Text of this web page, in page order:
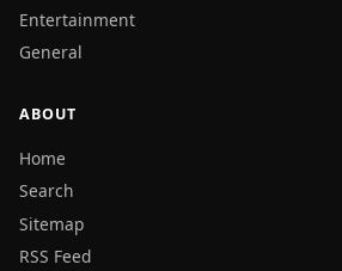
Entertainment
General
ABOUT
Home
Search
Sitemap
RSS Feed